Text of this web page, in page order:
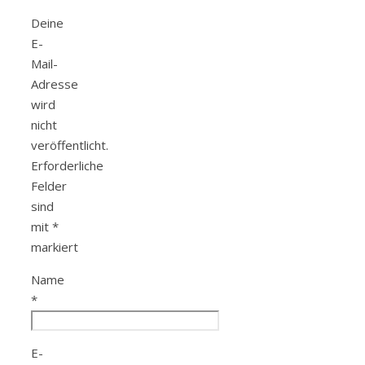
Deine
E-
Mail-
Adresse
wird
nicht
veröffentlicht.
Erforderliche
Felder
sind
mit *
markiert
Name
*
E-